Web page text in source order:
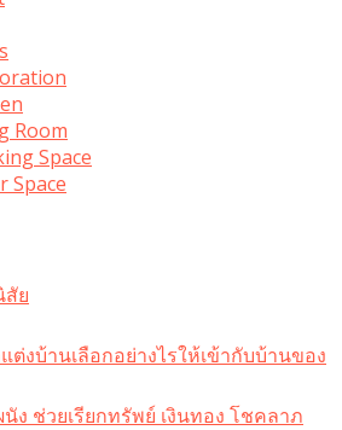
Room
Space
Space
ย
ต่งบ้านเลือกอย่างไรให้เข้ากับบ้านของ
ง ช่วยเรียกทรัพย์ เงินทอง โชคลาภ